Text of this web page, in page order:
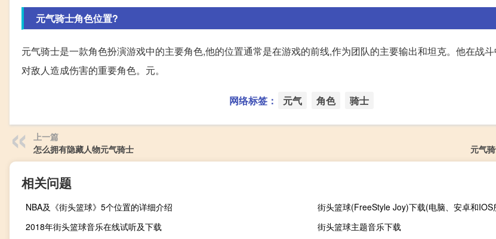
元气骑士角色位置?
元气骑士是一款角色扮演游戏中的主要角色,他的位置通常是在游戏的前线,作为团队的主要输出和坦克。他在战
对敌人造成伤害的重要角色。元。
网络标签： 元气 角色 骑士
上一篇
怎么拥有隐藏人物元气骑士
元气
相关问题
NBA及《街头篮球》5个位置的详细介绍
街头篮球(FreeStyle Joy)下载(电脑、安卓和IOS
2018年街头篮球音乐在线试听及下载
街头篮球主题音乐下载